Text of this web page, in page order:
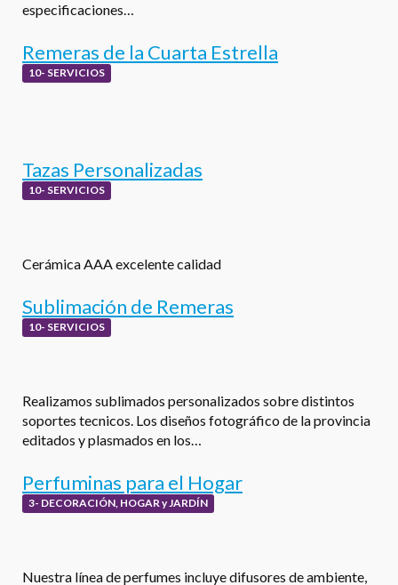
especificaciones…
Remeras de la Cuarta Estrella
10- SERVICIOS
Tazas Personalizadas
10- SERVICIOS
Cerámica AAA excelente calidad
Sublimación de Remeras
10- SERVICIOS
Realizamos sublimados personalizados sobre distintos
soportes tecnicos. Los diseños fotográfico de la provincia
editados y plasmados en los…
Perfuminas para el Hogar
3- DECORACIÓN, HOGAR y JARDÍN
Nuestra línea de perfumes incluye difusores de ambiente,